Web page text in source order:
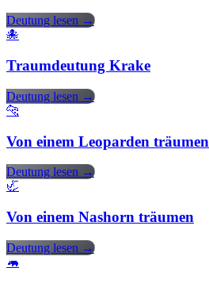
Deutung lesen →
🐙
Traumdeutung Krake
Deutung lesen →
🐆
Von einem Leoparden träumen
Deutung lesen →
🦏
Von einem Nashorn träumen
Deutung lesen →
🦛